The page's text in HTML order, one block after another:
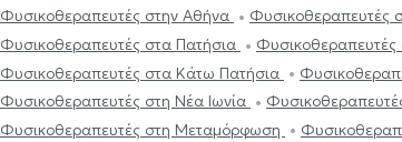
Φυσικοθεραπευτές στην Αθήνα
Φυσικοθεραπευτές
Φυσικοθεραπευτές στα Πατήσια
Φυσικοθεραπευτές
Φυσικοθεραπευτές στα Κάτω Πατήσια
Φυσικοθεραπευτές στη Νέα Ιωνία
Φυσικοθεραπευτές στη Μεταμόρφωση